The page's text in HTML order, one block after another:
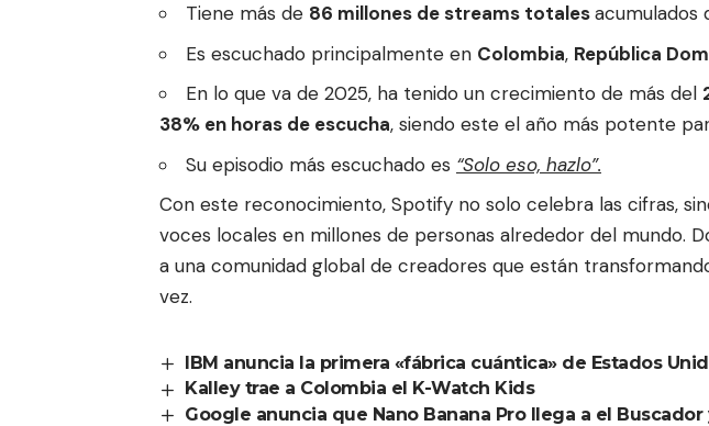
Tiene más de 86 millones de streams totalesacumulados
Es escuchado principalmente en Colombia, República
En lo que va de 2025, ha tenido un crecimiento de más del
38% en horas de escucha, siendo este el año más potente
Su episodio más escuchado es “Solo eso, hazlo”.
Con este reconocimiento, Spotify no solo celebra las cifras,
voces locales en millones de personas alrededor del mundo.
a una comunidad global de creadores que están
vez.
IBM anuncia la primera «fábrica cuántica» de Estados
Kalley trae a Colombia el K-Watch Kids
Google anuncia que Nano Banana Pro llega a el